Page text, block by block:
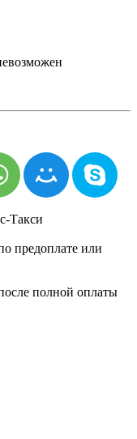
Такси
предоплате или
полной оплаты